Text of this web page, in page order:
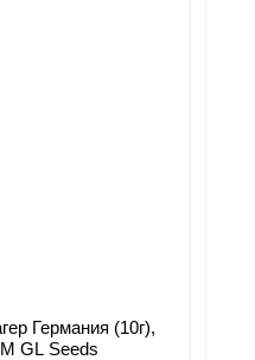
Германия (10г),
GL Seeds